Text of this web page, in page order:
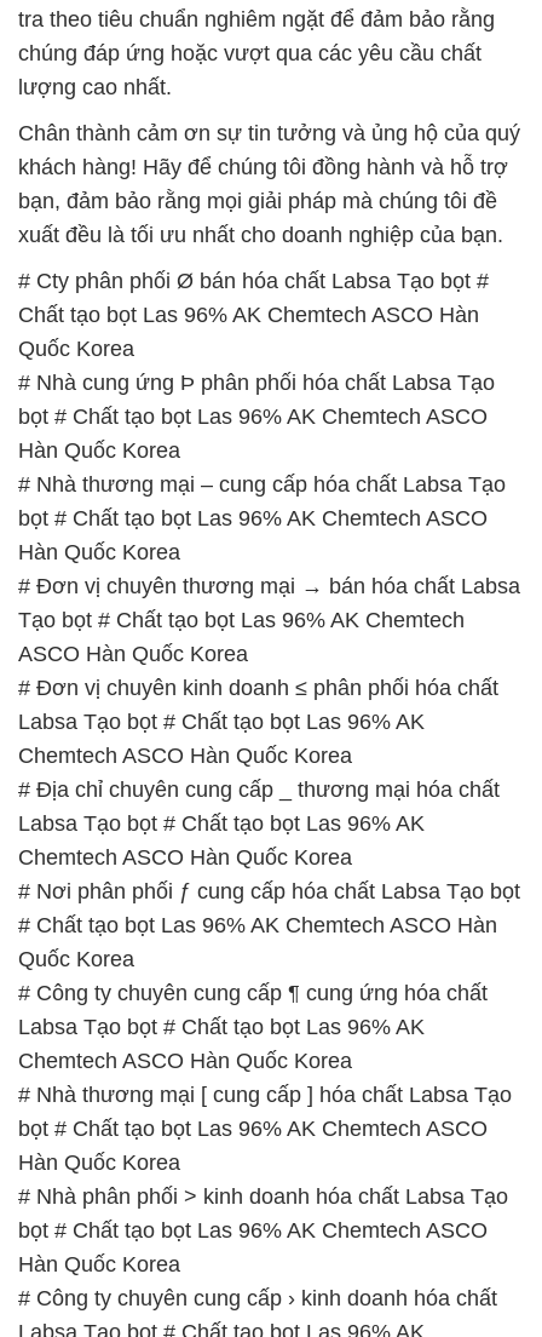
khách hàng! Hãy để chúng tôi đồng hành và hỗ trợ
bạn, đảm bảo rằng mọi giải pháp mà chúng tôi đề
xuất đều là tối ưu nhất cho doanh nghiệp của bạn.
# Cty phân phối Ø bán hóa chất Labsa Tạo bọt #
Chất tạo bọt Las 96% AK Chemtech ASCO Hàn
Quốc Korea
# Nhà cung ứng Þ phân phối hóa chất Labsa Tạo
bọt # Chất tạo bọt Las 96% AK Chemtech ASCO
Hàn Quốc Korea
# Nhà thương mại – cung cấp hóa chất Labsa Tạo
bọt # Chất tạo bọt Las 96% AK Chemtech ASCO
Hàn Quốc Korea
# Đơn vị chuyên thương mại → bán hóa chất Labsa
Tạo bọt # Chất tạo bọt Las 96% AK Chemtech
ASCO Hàn Quốc Korea
# Đơn vị chuyên kinh doanh ≤ phân phối hóa chất
Labsa Tạo bọt # Chất tạo bọt Las 96% AK
Chemtech ASCO Hàn Quốc Korea
# Địa chỉ chuyên cung cấp _ thương mại hóa chất
Labsa Tạo bọt # Chất tạo bọt Las 96% AK
Chemtech ASCO Hàn Quốc Korea
# Nơi phân phối ƒ cung cấp hóa chất Labsa Tạo bọt
# Chất tạo bọt Las 96% AK Chemtech ASCO Hàn
Quốc Korea
# Công ty chuyên cung cấp ¶ cung ứng hóa chất
Labsa Tạo bọt # Chất tạo bọt Las 96% AK
Chemtech ASCO Hàn Quốc Korea
# Nhà thương mại [ cung cấp ] hóa chất Labsa Tạo
bọt # Chất tạo bọt Las 96% AK Chemtech ASCO
Hàn Quốc Korea
# Nhà phân phối > kinh doanh hóa chất Labsa Tạo
bọt # Chất tạo bọt Las 96% AK Chemtech ASCO
Hàn Quốc Korea
# Công ty chuyên cung cấp › kinh doanh hóa chất
Labsa Tạo bọt # Chất tạo bọt Las 96% AK
Chemtech ASCO Hàn Quốc Korea
📞PHÒNG KINH DOANH – CÔNG TY HÓA CHẤT